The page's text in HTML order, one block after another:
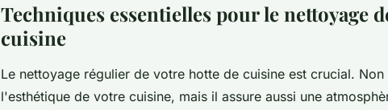
Techniques essentielles pour le nettoyage
cuisine
Le nettoyage régulier de votre hotte de cuisine est crucial.
l'esthétique de votre cuisine, mais il assure aussi une